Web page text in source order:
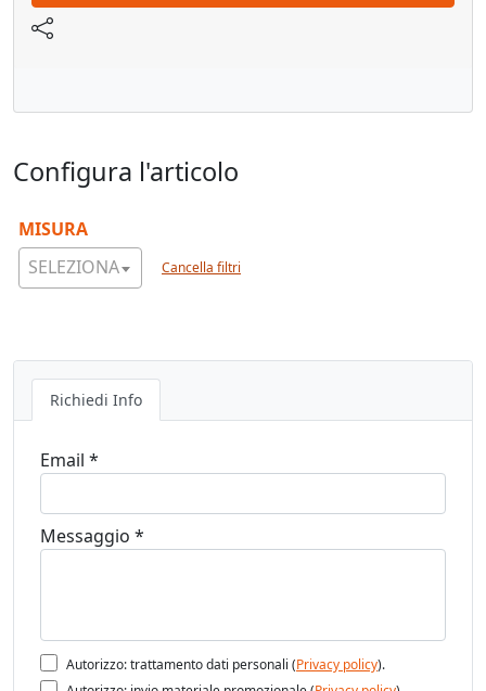
Configura l'articolo
SELEZIONA
MISURA
Cancella filtri
Richiedi Info
Email *
Messaggio *
Autorizzo: trattamento dati personali (Privacy policy).